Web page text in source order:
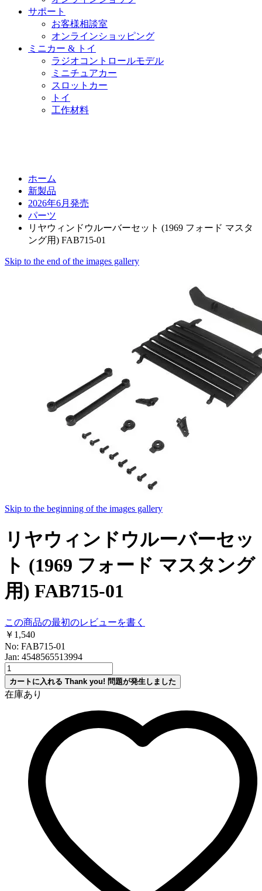
サポート
お客様相談室
オンラインショッピング
ミニカー & トイ
ラジオコントロールモデル
ミニチュアカー
スロットカー
トイ
工作材料
ホーム
新製品
2026年6月発売
パーツ
リヤウィンドウルーバーセット (1969 フォード マスタ
ング用) FAB715-01
Skip to the end of the images gallery
Skip to the beginning of the images gallery
リヤウィンドウルーバーセッ
ト (1969 フォード マスタング
用) FAB715-01
この商品の最初のレビューを書く
￥1,540
No: FAB715-01
Jan: 4548565513994
カートに入れる Thank you! 問題が発生しました
在庫あり